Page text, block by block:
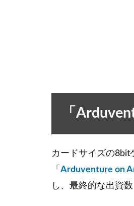
「
カードサイズの8bit
「 Arduventure on
し、最終的な出資